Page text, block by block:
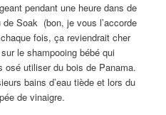
pendant une heure dans de
de Soak (bon, je vous l’accorde
fois, ça reviendrait cher
le shampooing bébé qui
osé utiliser du bois de Panama.
bains d’eau tiède et lors du
de vinaigre.